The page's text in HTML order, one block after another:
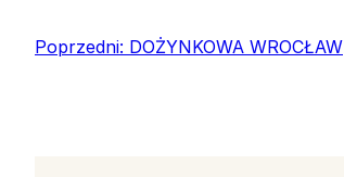
Poprzedni: DOŻYNKOWA WROCŁAW